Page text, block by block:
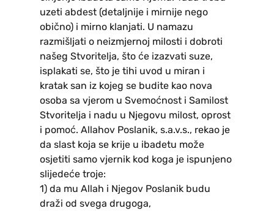
uzeti abdest (detaljnije i mirnije nego
obično) i mirno klanjati. U namazu
razmišljati o neizmjernoj milosti i dobroti
našeg Stvoritelja, što će izazvati suze,
isplakati se, što je tihi uvod u miran i
kratak san iz kojeg se budite kao nova
osoba sa vjerom u Svemoćnost i Samilost
Stvoritelja i nadu u Njegovu milost, oprost
i pomoć. Allahov Poslanik, s.a.v.s., rekao je
da slast koja se krije u ibadetu može
osjetiti samo vjernik kod koga je ispunjeno
slijedeće troje:
1) da mu Allah i Njegov Poslanik budu
draži od svega drugoga,